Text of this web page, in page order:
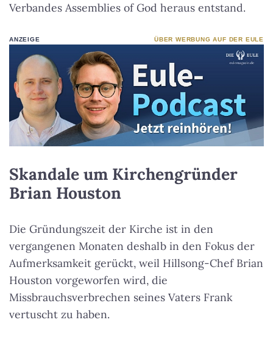
Verbandes Assemblies of God heraus entstand.
ANZEIGE ÜBER WERBUNG AUF DER EULE
Skandale um Kirchengründer
Brian Houston
Die Gründungszeit der Kirche ist in den
vergangenen Monaten deshalb in den Fokus der
Aufmerksamkeit gerückt, weil Hillsong-Chef Brian
Houston vorgeworfen wird, die
Missbrauchsverbrechen seines Vaters Frank
vertuscht zu haben.